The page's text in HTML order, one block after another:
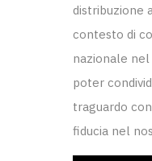
distribuzione
contesto di
nazionale
poter
traguardo
fiducia nel